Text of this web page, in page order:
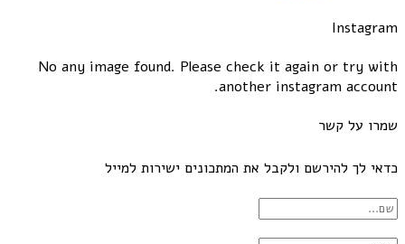
Instagram
No any image found. Please check it again or try with
another instagram account.
שמרו על קשר
כדאי לך להירשם ולקבל את המתכונים ישירות למייל